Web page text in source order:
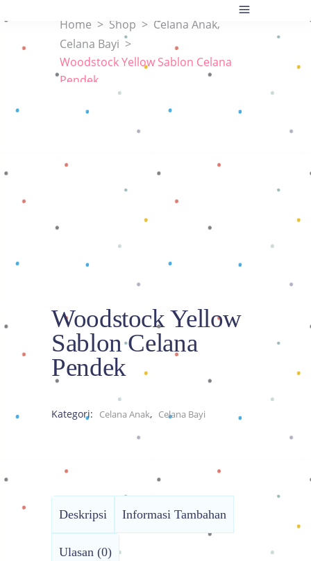
Home > Shop > Celana Anak,
Celana Bayi >
Woodstock Yellow Sablon Celana
Pendek
Woodstock Yellow
Sablon Celana
Pendek
Kategori: Celana Anak, Celana Bayi
Deskripsi Informasi Tambahan
Ulasan (0)